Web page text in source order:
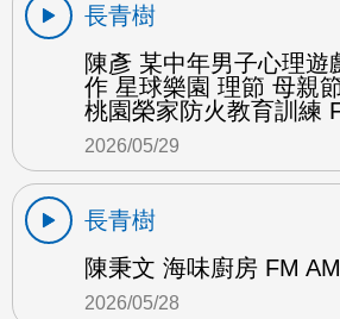
長青樹
陳彥 某中年男子心理遊
作 星球樂園 理節 母親
桃園榮家防火教育訓練
2026/05/29
長青樹
陳秉文 海味廚房 FM AM
2026/05/28